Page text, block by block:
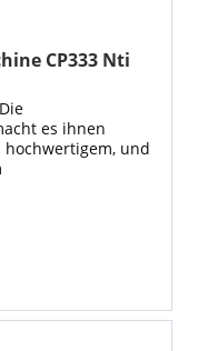
CP333 Nti
es ihnen
und